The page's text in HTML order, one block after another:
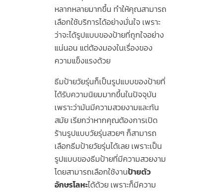
หลากหลายมากขึ้น ทำให้คุณสามารถ
เลือกใช้บริการได้อย่างมั่นใจ เพราะ
ว่าจะได้รูปแบบของป้ายที่ถูกใจอย่าง
แน่นอน แต่ต้องมองในเรื่องของ
ความแข็งแรงด้วย
ธีมป้ายวัยรุ่นก็เป็นรูปแบบของป้ายที่
ได้รับความนิยมมากขึ้นในปัจจุบัน
เพราะว่ามันมีความสวยงามและทัน
สมัย เรียกว่าหากคุณต้องการเปิด
ร้านรูปแบบวัยรุ่นสวยๆ ก็สามารถ
เลือกธีมป้ายวัยรุ่นได้เลย เพราะเป็น
รูปแบบของธีมป้ายที่มีความสวยงาม
โดยสามารถเลือกใช้งานป้ายตัว
อักษรโลหะได้ด้วย เพราะก็มีความ